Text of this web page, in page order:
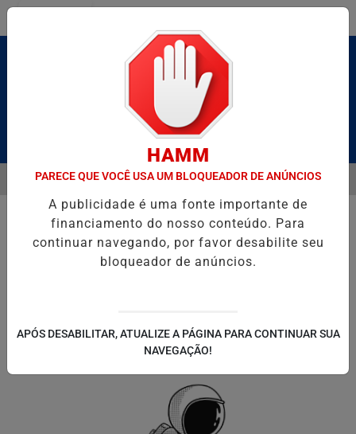
Pesquisar Notícia
HOMENAGEIA UZIEL BUENO NO TERRAÇO MINEIRO
EM ALTA
MENU
HAMM
PARECE QUE VOCÊ USA UM BLOQUEADOR DE ANÚNCIOS
A publicidade é uma fonte importante de
financiamento do nosso conteúdo. Para
continuar navegando, por favor desabilite seu
bloqueador de anúncios.
APÓS DESABILITAR, ATUALIZE A PÁGINA PARA CONTINUAR SUA
NAVEGAÇÃO!